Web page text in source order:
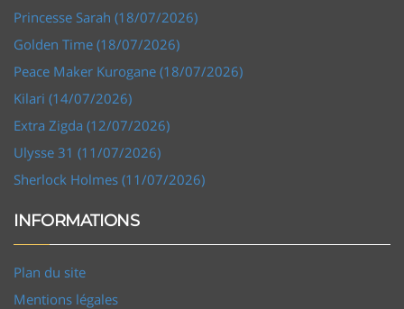
Princesse Sarah (18/07/2026)
Golden Time (18/07/2026)
Peace Maker Kurogane (18/07/2026)
Kilari (14/07/2026)
Extra Zigda (12/07/2026)
Ulysse 31 (11/07/2026)
Sherlock Holmes (11/07/2026)
INFORMATIONS
Plan du site
Mentions légales